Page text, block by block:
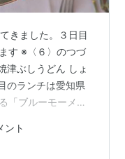
きました。３日目
す ※〈６〉のつづ
津ぶしうどん しょ
のランチは愛知県
「ブルーモーメン
ビスを受けられま
ト」には、予約を
ント